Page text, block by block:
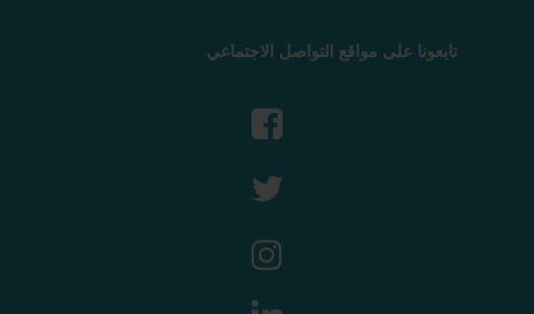
تابعونا على مواقع التواصل الاجتماعي